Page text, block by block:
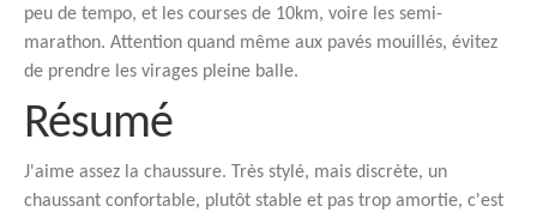
peu de tempo, et les courses de 10km, voire les semi-
marathon. Attention quand même aux pavés mouillés, évitez
de prendre les virages pleine balle.
Résumé
J'aime assez la chaussure. Très stylé, mais discrète, un
chaussant confortable, plutôt stable et pas trop amortie, c'est